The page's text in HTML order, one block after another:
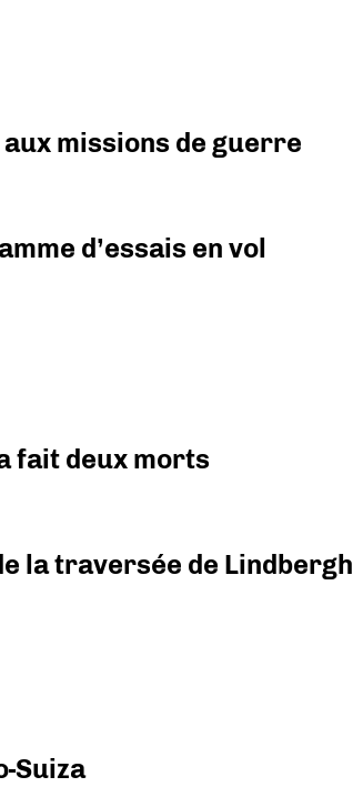
aux missions de guerre
d’essais en vol
fait deux morts
la traversée de Lindbergh
Suiza